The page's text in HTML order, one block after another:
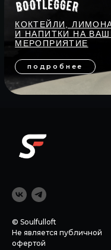
© Soulfulloft
Не является публичной
офертой